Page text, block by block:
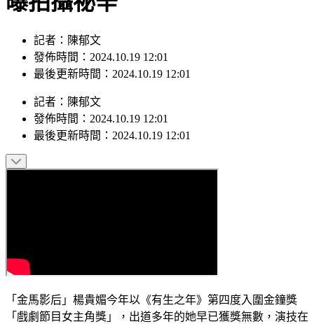
曝拍攝祕辛
記者：陳郁文
發佈時間：2024.10.19 12:01
記者：陳郁文
發佈時間：2024.10.19 12:01
「金馬影后」楊貴媚今年以《有生之年》第四度入圍金鐘獎